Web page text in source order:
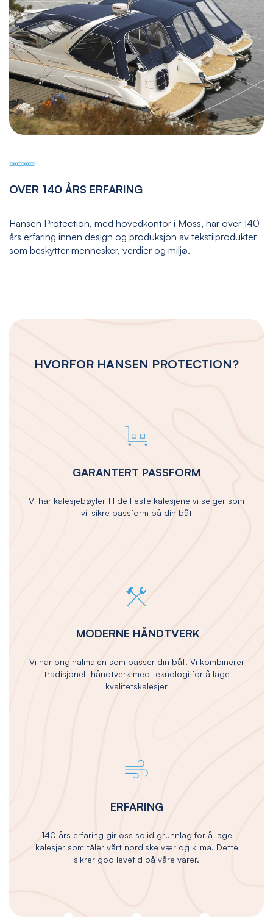
OVER 140 ÅRS ERFARING
Hansen Protection, med hovedkontor i Moss, har over 140
års erfaring innen design og produksjon av tekstilprodukter
som beskytter mennesker, verdier og miljø.
HVORFOR HANSEN PROTECTION?
GARANTERT PASSFORM
Vi har kalesjebøyler til de fleste kalesjene vi selger som
vil sikre passform på din båt
MODERNE HÅNDTVERK
Vi har originalmalen som passer din båt. Vi kombinerer
tradisjonelt håndtverk med teknologi for å lage
kvalitetskalesjer
ERFARING
140 års erfaring gir oss solid grunnlag for å lage
kalesjer som tåler vårt nordiske vær og klima. Dette
sikrer god levetid på våre varer.